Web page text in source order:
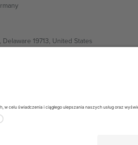
19713, United States
1606 Sofia, Bulgaria
06700 Ciudad de México, CDMX,
© 2026 Ticombo. Wszelkie